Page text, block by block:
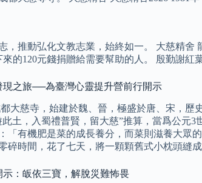
，推動弘化文教志業，始終如一。 大慈精舍
的120元錢捐贈給需要幫助的人。 殷勤謝
之旅──為臺灣心靈提升營前行開示
大慈寺，始建於魏、晉，極盛於唐、宋，
土，入蜀禮普賢，留大慈”推算，當爲公元
「有機肥是菜的成長養分，而菜則滋養大眾
碎時間，花了七天，將一顆顆舊式小枕頭縫
：皈依三寶，解脫災難怖畏